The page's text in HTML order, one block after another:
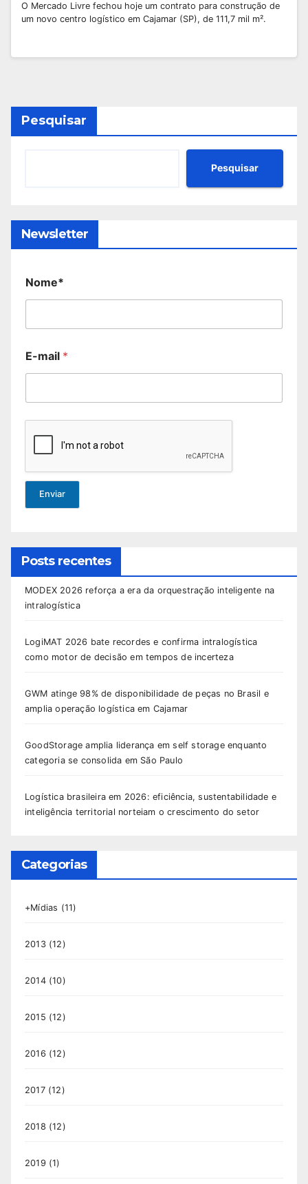
O Mercado Livre fechou hoje um contrato para construção de
um novo centro logístico em Cajamar (SP), de 111,7 mil m².
Pesquisar
Pesquisar
Newsletter
Nome*
E-mail *
Enviar
Posts recentes
MODEX 2026 reforça a era da orquestração inteligente na
intralogística
LogiMAT 2026 bate recordes e confirma intralogística
como motor de decisão em tempos de incerteza
GWM atinge 98% de disponibilidade de peças no Brasil e
amplia operação logística em Cajamar
GoodStorage amplia liderança em self storage enquanto
categoria se consolida em São Paulo
Logística brasileira em 2026: eficiência, sustentabilidade e
inteligência territorial norteiam o crescimento do setor
Categorias
+Mídias (11)
2013(12)
2014(10)
2015 (12)
2016 (12)
2017(12)
2018 (12)
2019 (1)